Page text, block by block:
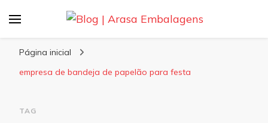
pizzas, doces e salgados. Tudo para seu
comércio com a qualidade Arasa. Leia nossos
Página inicial
empresa de bandeja de papelão para festa
TAG